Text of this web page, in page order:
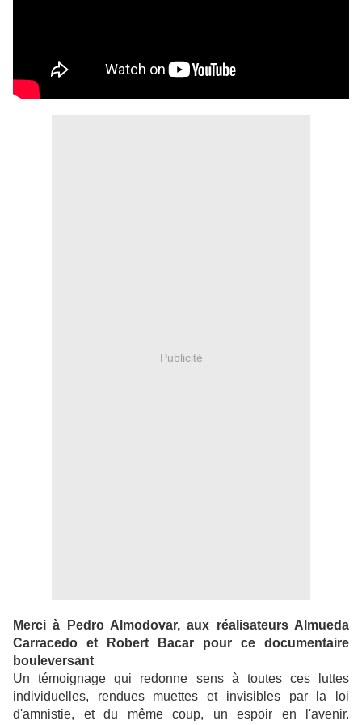
Publicité
Merci à Pedro Almodovar, aux réalisateurs Almueda
Carracedo et Robert Bacar pour ce documentaire
bouleversant
Un témoignage qui redonne sens à toutes ces luttes
individuelles, rendues muettes et invisibles par la loi
d'amnistie, et du même coup, un espoir en l'avenir.